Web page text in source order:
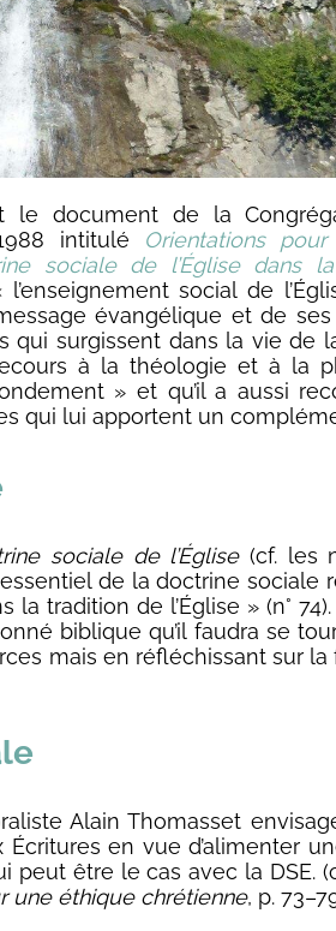
le document de la
intitulé Orientations
sociale de l’Église dans
social de
évangélique et de ses
qui surgissent dans la vie de
à la théologie et à la
» et qu’il a aussi
qui lui apportent un
sociale de l’Église(cf. les
de la doctrine sociale
tradition de l’Église » (n° 74).
biblique qu’il faudra se
mais en réfléchissant sur
Alain Thomasset
en vue d’alimenter
peut être le cas avec la DSE.
une éthique chrétienne, p.